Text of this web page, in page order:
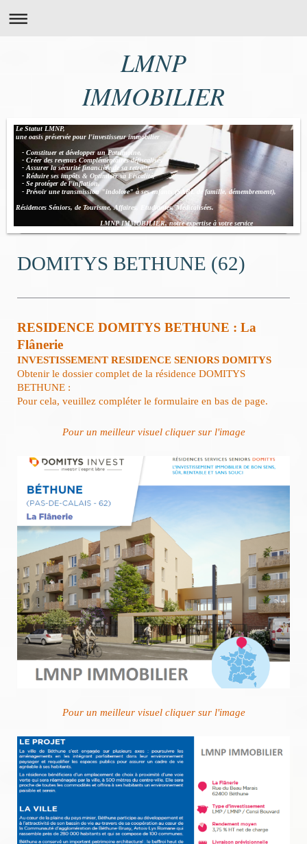
LMNP
IMMOBILIER
Le Statut LMNP,
une oasis préservée pour l'investisseur immobilier
- Constituer et développer un Patrimoine,
- Créer des revenus Complémentaires défiscalisés
- Assurer la sécurité financière de sa retraite,
- Réduire ses impôts & Optimiser sa Fiscalité,
- Se protéger de l'inflation,
- Prévoir une transmission "indolore" à ses enfants (SARL de famille, démembrement),
Résidences Séniors, de Tourisme, Affaires, Etudiantes, Médicalisées.
LMNP IMMOBILIER, notre expertise à votre service
DOMITYS BETHUNE (62)
RESIDENCE DOMITYS BETHUNE : La
Flânerie
INVESTISSEMENT RESIDENCE SENIORS DOMITYS
Obtenir le dossier complet de la résidence DOMITYS
BETHUNE :
Pour cela, veuillez compléter le formulaire en bas de page.
Pour un meilleur visuel cliquer sur l'image
Pour un meilleur visuel cliquer sur l'image